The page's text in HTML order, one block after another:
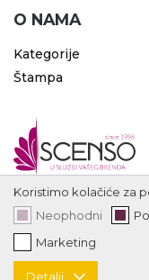
O NAMA
Kategorije
Štampa
Koristimo kolačiće za
Neophodni
Marketing
Detalji